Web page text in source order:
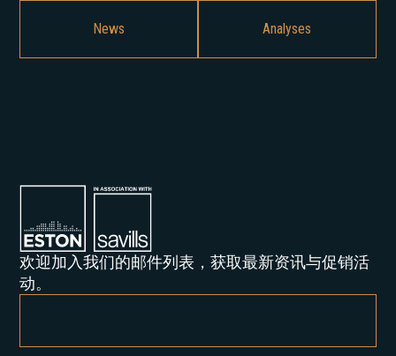
News Analyses
欢迎加入我们的邮件列表，获取最新资讯与促销活
动。